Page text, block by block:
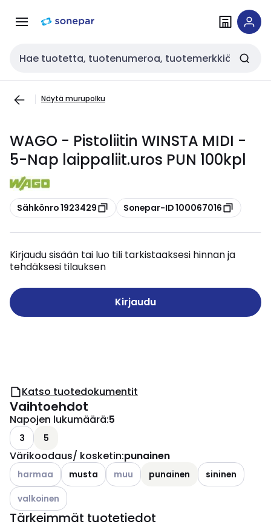
navigointiinsisältöön
Haku
Näytä murupolku
WAGO - Pistoliitin WINSTA MIDI -
5-Nap laippaliit.uros PUN 100kpl
Kopioi
Sähkönro 1923429 Kopioi
Sonepar-ID 100067016
Kirjaudu sisään tai luo tili tarkistaaksesi hinnan ja
tehdäksesi tilauksen
Kirjaudu
Katso tuotedokumentit
Vaihtoehdot
Napojen lukumäärä:5
3 5
Värikoodaus/ kosketin:punainen
Katso käytettävissä olevat vaihtoehdot
harmaa musta Katso käytettävissä olevat
muu punainen
sininen
Katso käytettävissä olevat vaihtoehdot
valkoinen
Tärkeimmät tuotetiedot